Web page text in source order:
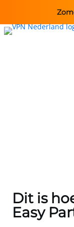
Dit is
Easy